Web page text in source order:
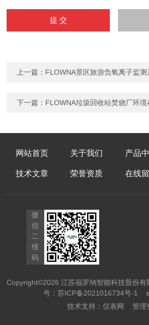
上一篇： FLOWNA景区旅游负氧离子监测
下一篇： FLOWNA垃圾回收站焚烧厂环
网站首页 关于我们 产品
技术文章 荣誉资质 在线
微
信
二
维
码
Copyright©2026 江苏福罗纳智能科技股份
号：苏ICP备2021016734号-1
技术支持： 仪表网 管理